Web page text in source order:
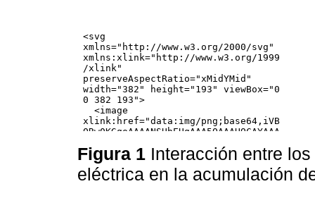
Figura 1 Interacción entre
eléctrica en la acumulación